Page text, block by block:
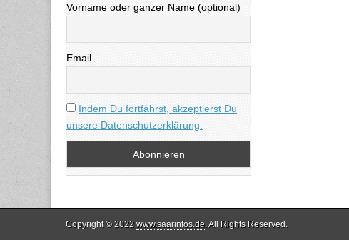
Vorname oder ganzer Name (optional)
Email
Indem Du fortfährst, akzeptierst Du
unsere Datenschutzerklärung.
Copyright © 2022 www.saarinfos.de. All Rights Reserved.